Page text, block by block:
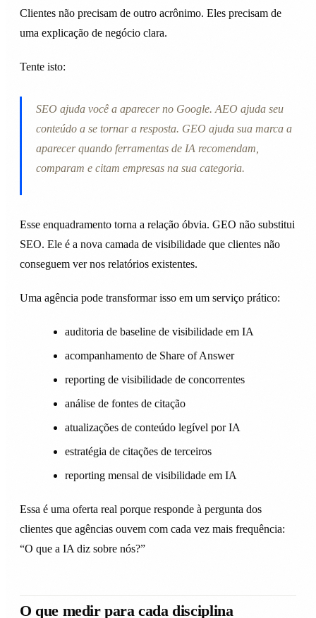
Clientes não precisam de outro acrônimo. Eles precisam de
uma explicação de negócio clara.
Tente isto:
SEO ajuda você a aparecer no Google. AEO ajuda seu
conteúdo a se tornar a resposta. GEO ajuda sua marca a
aparecer quando ferramentas de IA recomendam,
comparam e citam empresas na sua categoria.
Esse enquadramento torna a relação óbvia. GEO não substitui
SEO. Ele é a nova camada de visibilidade que clientes não
conseguem ver nos relatórios existentes.
Uma agência pode transformar isso em um serviço prático:
auditoria de baseline de visibilidade em IA
acompanhamento de Share of Answer
reporting de visibilidade de concorrentes
análise de fontes de citação
atualizações de conteúdo legível por IA
estratégia de citações de terceiros
reporting mensal de visibilidade em IA
Essa é uma oferta real porque responde à pergunta dos
clientes que agências ouvem com cada vez mais frequência:
“O que a IA diz sobre nós?”
O que medir para cada disciplina